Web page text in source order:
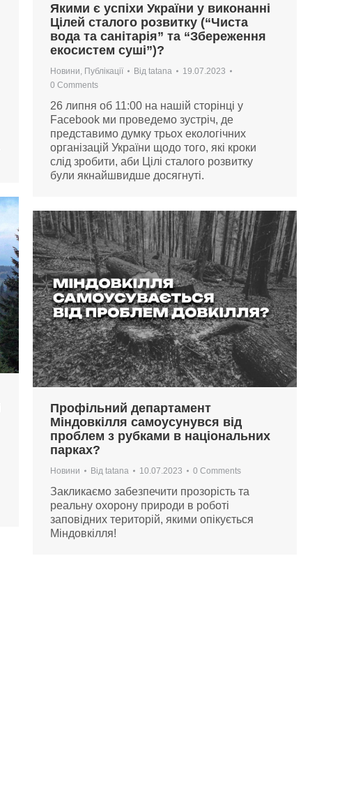
Якими є успіхи України у виконанні
Цілей сталого розвитку (“Чиста
вода та санітарія” та “Збереження
екосистем суші”)?
Новини, Публікації Від tatana
19.07.2023
0 Comments
26 липня об 11:00 на нашій сторінці у
Facebook ми проведемо зустріч, де
представимо думку трьох екологічних
організацій України щодо того, які кроки
слід зробити, аби Цілі сталого розвитку
були якнайшвидше досягнуті.
Профільний департамент
Міндовкілля самоусунувся від
проблем з рубками в національних
парках?
Новини Від tatana 10.07.2023 0 Comments
Закликаємо забезпечити прозорість та
реальну охорону природи в роботі
заповідних територій, якими опікується
Міндовкілля!